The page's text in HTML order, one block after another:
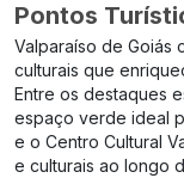
Pontos
Valparaíso de Goiás
culturais que
Entre os destaques
espaço verde ideal
e o Centro Cultural
e culturais ao longo